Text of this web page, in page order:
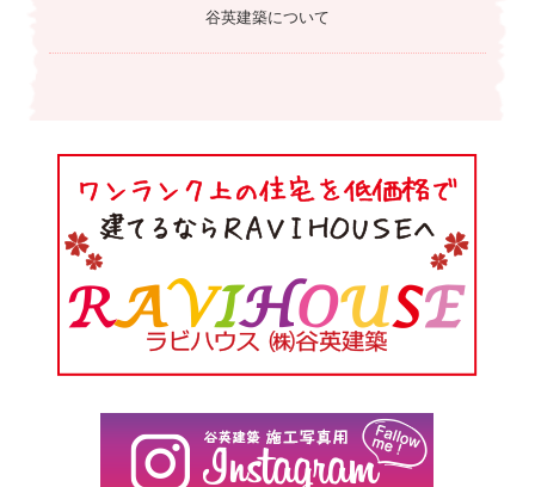
谷英建築について